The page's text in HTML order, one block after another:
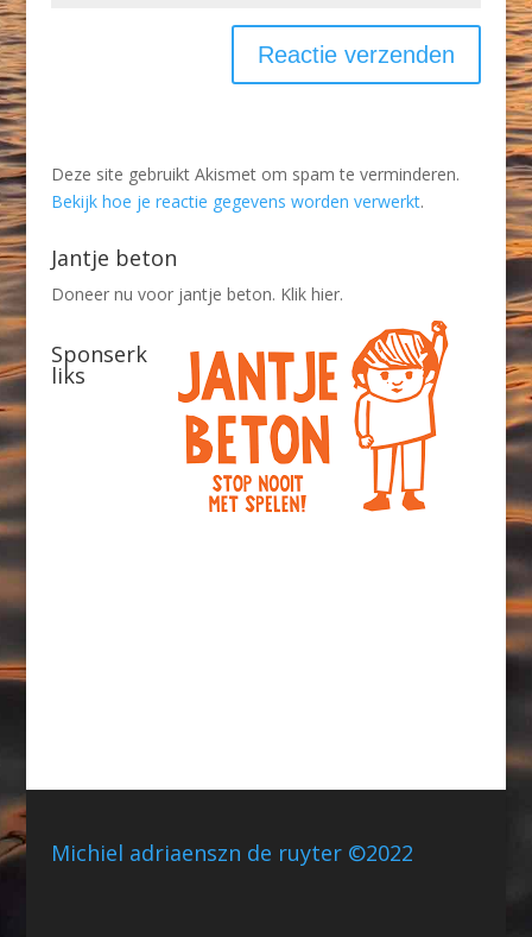
Deze site gebruikt Akismet om spam te verminderen.
Bekijk hoe je reactie gegevens worden verwerkt.
Jantje beton
Doneer nu voor jantje beton. Klik hier.
Sponserk
liks
Michiel adriaenszn de ruyter ©2022